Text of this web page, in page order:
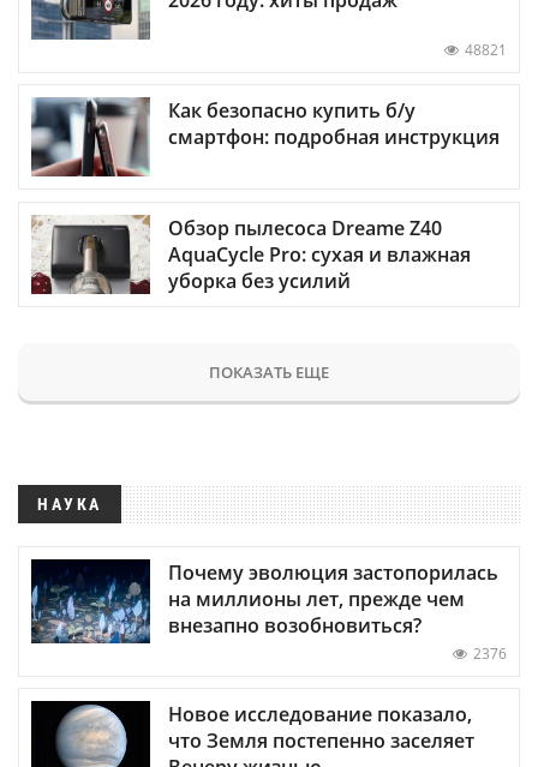
48821
Как безопасно купить б/у
смартфон: подробная инструкция
Обзор пылесоса Dreame Z40
AquaCycle Pro: сухая и влажная
уборка без усилий
ПОКАЗАТЬ ЕЩЕ
НАУКА
Почему эволюция застопорилась
на миллионы лет, прежде чем
внезапно возобновиться?
2376
Новое исследование показало,
что Земля постепенно заселяет